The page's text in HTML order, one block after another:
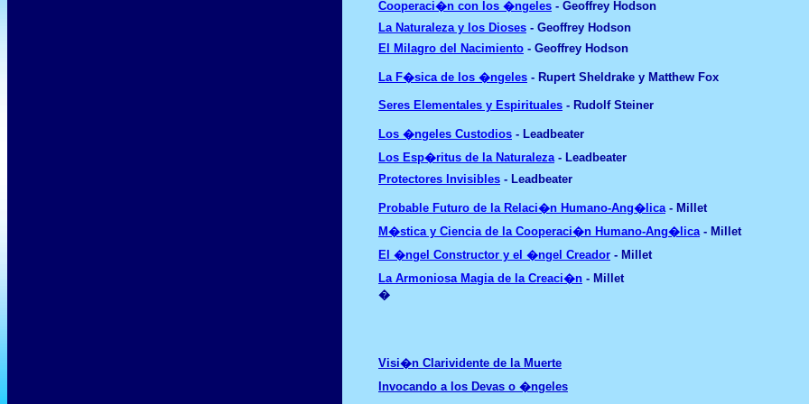
Cooperaci�n con los �ngeles - Geoffrey Hodson
La Naturaleza y los Dioses - Geoffrey Hodson
El Milagro del Nacimiento - Geoffrey Hodson
La F�sica de los �ngeles - Rupert Sheldrake y Matthew Fox
Seres Elementales y Espirituales - Rudolf Steiner
Los �ngeles Custodios - Leadbeater
Los Esp�ritus de la Naturaleza- Leadbeater
Protectores Invisibles - Leadbeater
Probable Futuro de la Relaci�n Humano-Ang�lica- Millet
M�stica y Ciencia de la Cooperaci�n Humano-Ang�lica- Millet
El �ngel Constructor y el �ngel Creador - Millet
La Armoniosa Magia de la Creaci�n - Millet
�
Visi�n Clarividente de la Muerte
Invocando a los Devas o �ngeles